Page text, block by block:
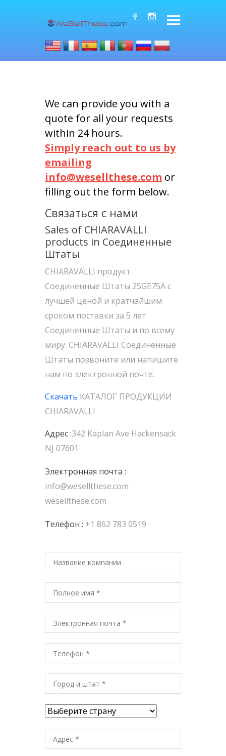
We can provide you with a
quote for all your requests
within 24 hours.
Simply reach out to us by
emailing
info@wesellthese.com or
filling out the form below.
Связаться с нами
Sales of CHIARAVALLI
products in Соединенные
Штаты
CHIARAVALLI продукт
Соединенные Штаты 25GE75A с
лучшей ценой и кратчайшим
сроком поставки за 5 лет
Соединенные Штаты и по всему
миру. CHIARAVALLI Соединенные
Штаты позвоните или напишите
нам по электронной почте.
Скачать КАТАЛОГ ПРОДУКЦИИ
CHIARAVALLI
Адрес :342 Kaplan Ave Hackensack
NJ 07601
Электронная почта :
info@wesellthese.com
wesellthese.com
Телефон : +1 862 783 0519